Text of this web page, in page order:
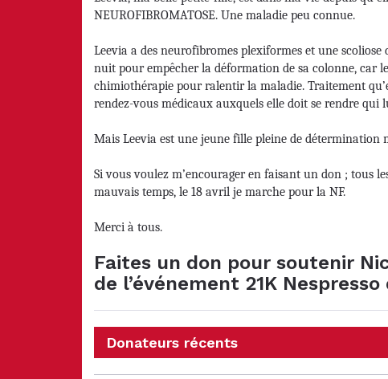
NEUROFIBROMATOSE. Une maladie peu connue.
Leevia a des neurofibromes plexiformes et une
nuit pour empêcher la déformation de sa colonne, car
chimiothérapie pour ralentir la maladie. Traitement
rendez-vous médicaux auxquels elle doit se rendre qui
Mais Leevia est une jeune fille pleine de détermination
Si vous voulez m’encourager en faisant un don ; tous
mauvais temps, le 18 avril je marche pour la NF.
Merci à tous.
Faites un don pour soutenir
de l’événement 21K
Donateurs récents